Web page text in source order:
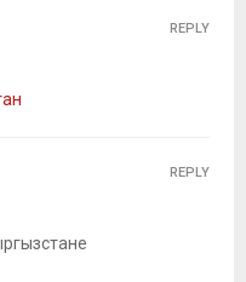
REPLY
REPLY